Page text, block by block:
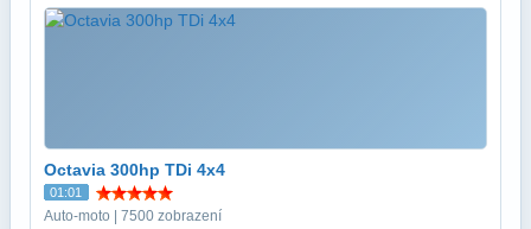
Octavia 300hp TDi 4x4
01:01
Auto-moto | 7500 zobrazení